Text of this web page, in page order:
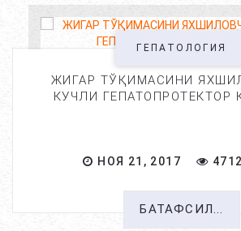
ГЕПАТОЛОГИЯ
ЖИГАР ТЎҚИМАСИНИ
КУЧЛИ ГЕПАТОПРОТЕКТОР
НОЯ 21, 2017 4712
БАТАФСИЛ...